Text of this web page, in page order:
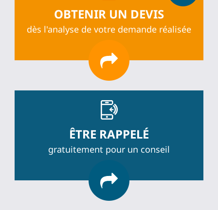
OBTENIR UN DEVIS
dès l'analyse de votre demande réalisée
ÊTRE RAPPELÉ
gratuitement pour un conseil